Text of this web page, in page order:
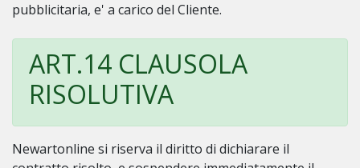
pubblicitaria, e' a carico del Cliente.
ART.14 CLAUSOLA
RISOLUTIVA
Newartonline si riserva il diritto di dichiarare il